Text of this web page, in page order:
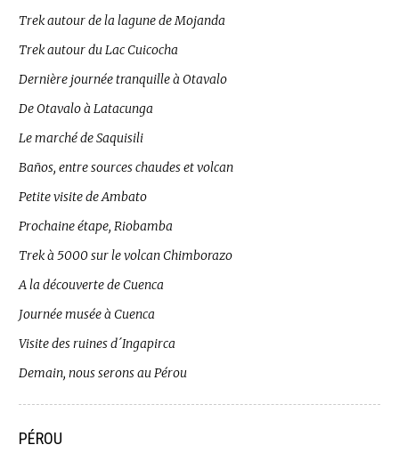
Trek autour de la lagune de Mojanda
Trek autour du Lac Cuicocha
Dernière journée tranquille à Otavalo
De Otavalo à Latacunga
Le marché de Saquisili
Baños, entre sources chaudes et volcan
Petite visite de Ambato
Prochaine étape, Riobamba
Trek à 5000 sur le volcan Chimborazo
A la découverte de Cuenca
Journée musée à Cuenca
Visite des ruines d´Ingapirca
Demain, nous serons au Pérou
PÉROU